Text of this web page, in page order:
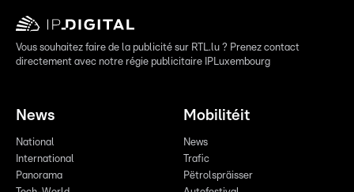
Vous souhaitez faire de la publicité sur RTL.lu ? Prenez contact
directement avec notre régie publicitaire IPLuxembourg
News
National
International
Panorama
Mobilitéit
News
Trafic
Pëtrolspräisser